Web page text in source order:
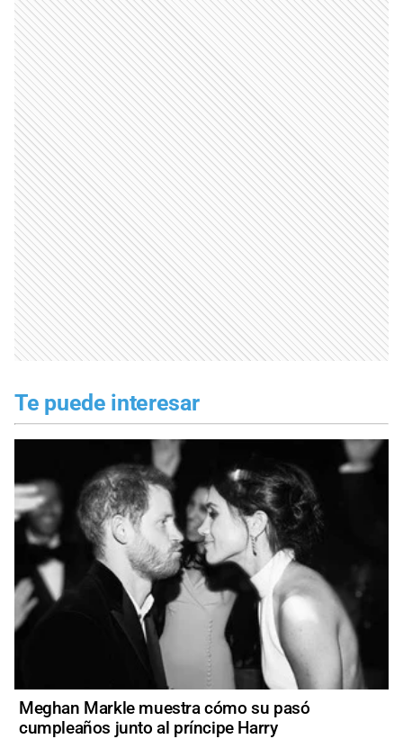
Te puede interesar
Meghan Markle muestra cómo su pasó
cumpleaños junto al príncipe Harry